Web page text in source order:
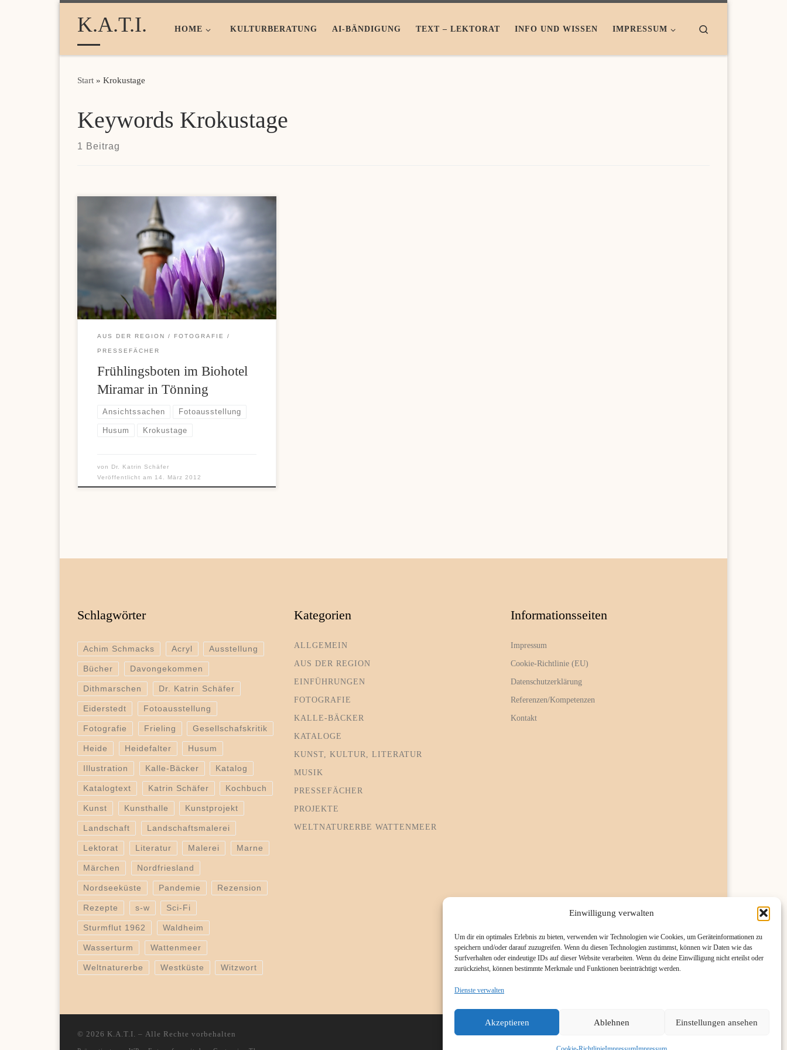
Einwilligung verwalten
Um dir ein optimales Erlebnis zu bieten, verwenden wir Technologien wie Cookies, um Geräteinformationen zu
speichern und/oder darauf zuzugreifen. Wenn du diesen Technologien zustimmst, können wir Daten wie das
Surfverhalten oder eindeutige IDs auf dieser Website verarbeiten. Wenn du deine Einwilligung nicht erteilst oder
zurückziehst, können bestimmte Merkmale und Funktionen beeinträchtigt werden.
Dienste verwalten
Akzeptieren Ablehnen Einstellungen ansehen
Zum Inhalt springenK.A.T.I. HOME KULTURBERATUNG AI-BÄNDIGUNG TEXT – LEKTORAT INFO UND WISSEN IMPRESSUM
Start » Krokustage
Keywords Krokustage
1 Beitrag
Wer nach modernen Zahlungsmöglichkeiten für das
Online-Gaming sucht, findet mit Online Casinos mit
Skrill 2026 eine praktische Übersicht zu schnellen
Transaktionen und attraktiven Bonusangeboten.
Skrill überzeugt viele Nutzer durch einfache
Einzahlungen und komfortable Auszahlungen,
weshalb diese Zahlungsoption bei vielen Casino-
Fans immer beliebter wird. Wer sich über moderne
AUS DER REGION FOTOGRAFIE
PRESSEFÄCHER
Frühlingsboten im Biohotel
Miramar in Tönning
Ansichtssachen Fotoausstellung
Husum Krokustage
von
Dr. Katrin Schäfer
Veröffentlicht am 14. März 2012
Schlagwörter
Achim Schmacks Acryl Ausstellung
Bücher Davongekommen
Dithmarschen Dr. Katrin Schäfer
Eiderstedt Fotoausstellung
Fotografie Frieling Gesellschafskritik
Heide Heidefalter Husum
Illustration Kalle-Bäcker Katalog
Katalogtext Katrin Schäfer Kochbuch
Kunst Kunsthalle Kunstprojekt
Landschaft Landschaftsmalerei
Lektorat Literatur Malerei Marne
Märchen Nordfriesland
Nordseeküste Pandemie Rezension
Rezepte s-w Sci-Fi
Sturmflut 1962 Waldheim
Wasserturm Wattenmeer
Weltnaturerbe Westküste Witzwort
Kategorien
ALLGEMEIN
AUS DER REGION
EINFÜHRUNGEN
FOTOGRAFIE
KALLE-BÄCKER
KATALOGE
KUNST, KULTUR, LITERATUR
MUSIK
PRESSEFÄCHER
PROJEKTE
WELTNATURERBE WATTENMEER
Informationsseiten
Impressum
Cookie-Richtlinie (EU)
Datenschutzerklärung
Referenzen/Kompetenzen
Kontakt
© 2026 K.A.T.I. – Alle Rechte vorbehalten